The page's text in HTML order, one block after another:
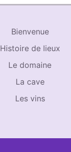
Bienvenue
Histoire de lieux
Le domaine
La cave
Les vins